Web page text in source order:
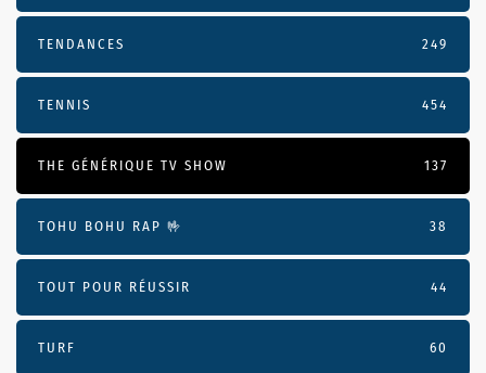
TENDANCES 249
TENNIS 454
THE GÉNÉRIQUE TV SHOW 137
TOHU BOHU RAP 🤟 38
TOUT POUR RÉUSSIR 44
TURF 60